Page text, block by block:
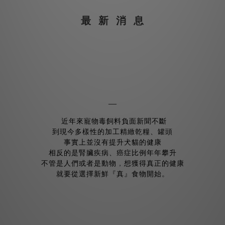
最 新 消 息
—
近年來寵物毒飼料負面新聞不斷
到現今多樣性的加工精緻乾糧、罐頭
事實上並沒有提升犬貓的健康
相反的是腎臟疾病、癌症比例年年攀升
不管是人們或者是動物 ， 想獲得真正的健康
就要從選擇新鮮『真』食物開始。